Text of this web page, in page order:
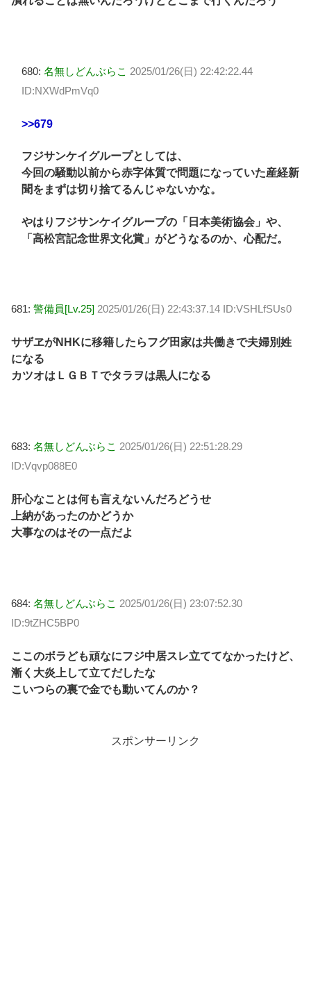
680: 名無しどんぶらこ 2025/01/26(日) 22:42:22.44
ID:NXWdPmVq0
>>679
フジサンケイグループとしては、
今回の騒動以前から赤字体質で問題になっていた産経新
聞をまずは切り捨てるんじゃないかな。
やはりフジサンケイグループの「日本美術協会」や、
「高松宮記念世界文化賞」がどうなるのか、心配だ。
681: 警備員[Lv.25] 2025/01/26(日) 22:43:37.14 ID:VSHLfSUs0
サザヱがNHKに移籍したらフグ田家は共働きで夫婦別姓
になる
カツオはＬＧＢＴでタラヲは黒人になる
683: 名無しどんぶらこ 2025/01/26(日) 22:51:28.29
ID:Vqvp088E0
肝心なことは何も言えないんだろどうせ
上納があったのかどうか
大事なのはその一点だよ
684: 名無しどんぶらこ 2025/01/26(日) 23:07:52.30
ID:9tZHC5BP0
ここのボラども頑なにフジ中居スレ立ててなかったけど、
漸く大炎上して立てだしたな
こいつらの裏で金でも動いてんのか？
スポンサーリンク